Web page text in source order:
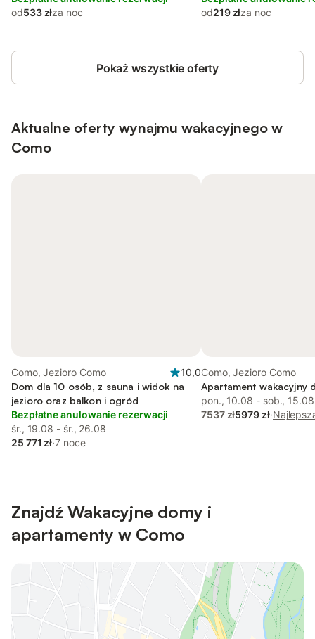
od533 złza noc
od219 złza noc
Pokaż wszystkie oferty
Aktualne oferty wynajmu wakacyjnego w
Como
Como, Jezioro Como
10,0
Dom dla 10 osób, z sauna i widok na
jezioro oraz balkon i ogród
Bezpłatne anulowanie rezerwacji
śr., 19.08 - śr., 26.08
25 771 zł·7 noce
Como, Jezioro Como
Apartament wakacyjny
pon., 10.08 - sob., 15.08
7537 zł5979 zł·
Znajdź Wakacyjne domy i
apartamenty w Como